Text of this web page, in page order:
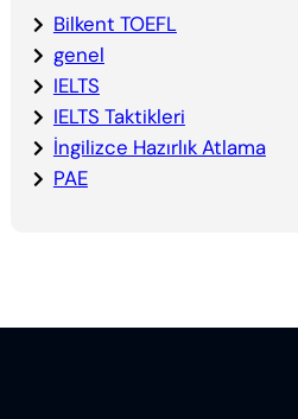
Bilkent TOEFL
genel
IELTS
IELTS Taktikleri
İngilizce Hazırlık Atlama
PAE